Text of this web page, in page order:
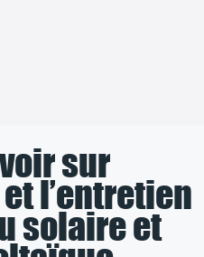
sur
l’entretien
solaire et